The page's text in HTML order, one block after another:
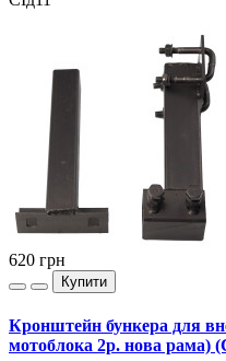
620 грн
Купити
Кронштейн бункера для
мотоблока 2р. нова рама)